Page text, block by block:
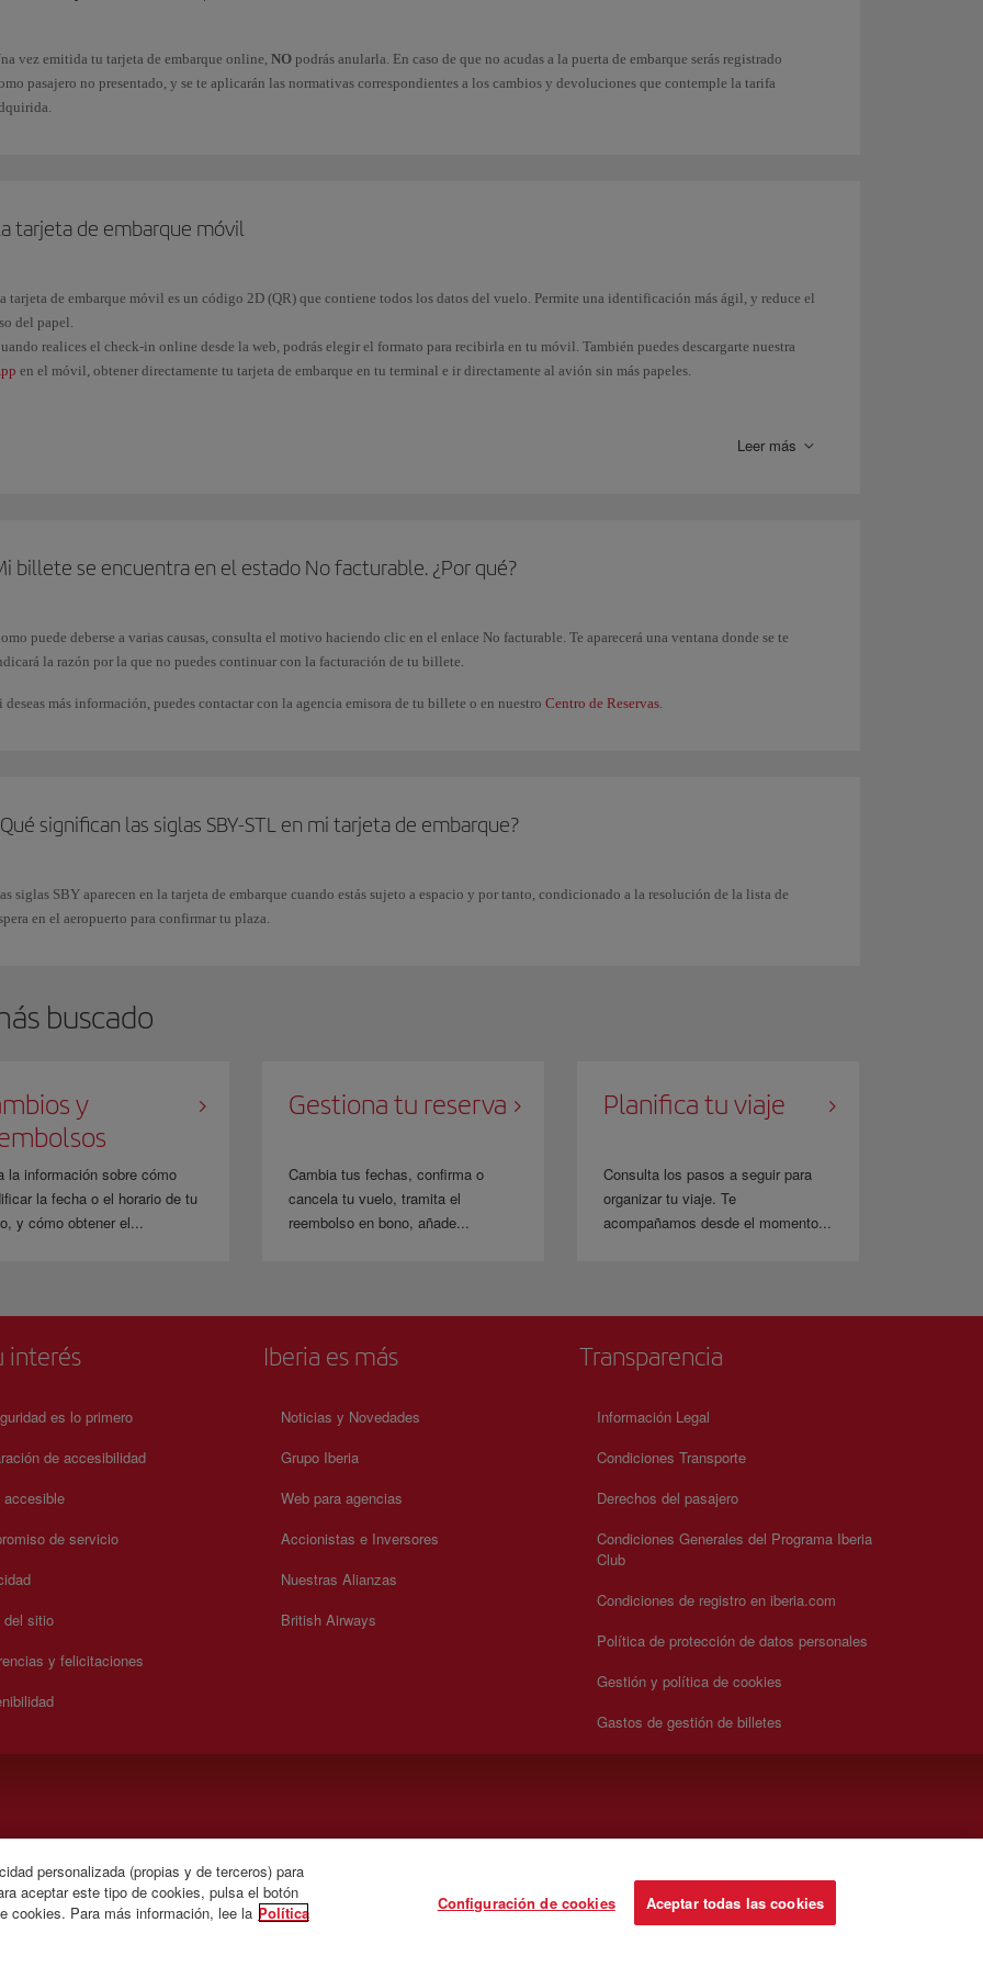
vez emitida tu tarjeta de embarque online, NO podrás anularla. En caso de que no acudas a la puerta de embarque serás registrado
pasajero no presentado, y se te aplicarán las normativas correspondientes a los cambios y devoluciones que contemple la tarifa
tarjeta de embarque móvil
tarjeta de embarque móvil es un código 2D (QR) que contiene todos los datos del vuelo. Permite una identificación más ágil, y reduce el
del papel.
realices el check-in online desde la web, podrás elegir el formato para recibirla en tu móvil. También puedes descargarte nuestra
en el móvil, obtener directamente tu tarjeta de embarque en tu terminal e ir directamente al avión sin más papeles.
Leer más
billete se encuentra en el estado No facturable. ¿Por qué?
puede deberse a varias causas, consulta el motivo haciendo clic en el enlace No facturable. Te aparecerá una ventana donde se te
la razón por la que no puedes continuar con la facturación de tu billete.
deseas más información, puedes contactar con la agencia emisora de tu billete o en nuestro Centro de Reservas.
significan las siglas SBY-STL en mi tarjeta de embarque?
siglas SBY aparecen en la tarjeta de embarque cuando estás sujeto a espacio y por tanto, condicionado a la resolución de la lista de
en el aeropuerto para confirmar tu plaza.
buscado
y
la información sobre cómo
la fecha o el horario de tu
y cómo obtener el...
Gestiona tu reserva
Cambia tus fechas, confirma o
cancela tu vuelo, tramita el
reembolso en bono, añade...
Planifica tu viaje
Consulta los pasos a seguir para
organizar tu viaje. Te
acompañamos desde el momento...
interés
es lo primero
de accesibilidad
accesible
de servicio
del sitio
y felicitaciones
Iberia es más
Noticias y Novedades
Grupo Iberia
Web para agencias
Accionistas e Inversores
Nuestras Alianzas
British Airways
Transparencia
Información Legal
Condiciones Transporte
Derechos del pasajero
Condiciones Generales del Programa Iberia
Club
Condiciones de registro en iberia.com
Política de protección de datos personales
Gestión y política de cookies
Gastos de gestión de billetes
personalizada (propias y de terceros) para
aceptar este tipo de cookies, pulsa el botón
cookies. Para más información, lee la Política
Configuración de cookies Aceptar todas las cookies